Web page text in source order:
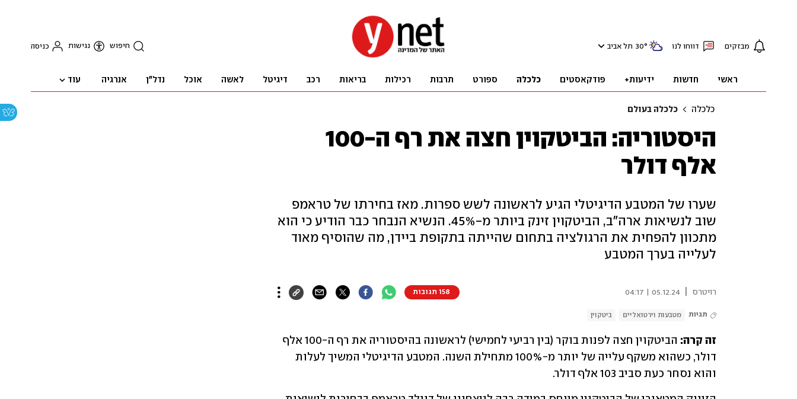
מבזקים דווחו לנו 30° תל אביב חיפוש נגישות כניסה
ראשי חדשות ידיעות+ פודקאסטים כלכלה ספורט תרבות רכילות בריאות רכב דיגיטל לאשה אוכל נדל"ן אנרגיה עוד
כלכלה כלכלה בעולם
היסטוריה: הביטקוין חצה את רף ה-100
אלף דולר
שערו של המטבע הדיגיטלי הגיע לראשונה לשש ספרות. מאז בחירתו של טראמפ
שוב לנשיאות ארה"ב, הביטקוין זינק ביותר מ-45%. הנשיא הנבחר כבר הודיע כי הוא
מתכוון להפחית את הרגולציה בתחום שהייתה בתקופת ביידן, מה שהוסיף מאוד
לעלייה בערך המטבע
רויטרס 05.12.24 | 04:17 158 תגובות
תגיות מטבעות וירטואליים ביטקוין
זה קרה:
והוא נסחר כעת סביב 103 אלף דולר.